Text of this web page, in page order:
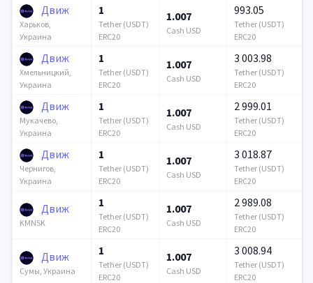
Движ
Харьков,
Украина
1
Tether (USDT)
ERC20
1.007
Cash USD
993.05
Tether (USDT)
ERC20
Движ
Хмельницкий,
Украина
1
Tether (USDT)
ERC20
1.007
Cash USD
3 003.98
Tether (USDT)
ERC20
Движ
Мукачево,
Украина
1
Tether (USDT)
ERC20
1.007
Cash USD
2 999.01
Tether (USDT)
ERC20
Движ
Чернигов,
Украина
1
Tether (USDT)
ERC20
1.007
Cash USD
3 018.87
Tether (USDT)
ERC20
Движ
KMNSK
1
Tether (USDT)
ERC20
1.007
Cash USD
2 989.08
Tether (USDT)
ERC20
Движ
Сумы, Украина
1
Tether (USDT)
ERC20
1.007
Cash USD
3 008.94
Tether (USDT)
ERC20